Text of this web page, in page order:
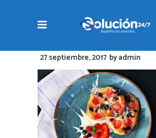
27 septiembre, 2017 byadmin